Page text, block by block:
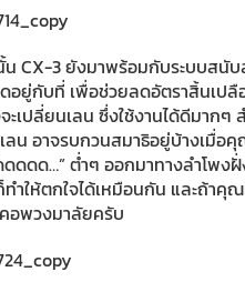
CX-3 ยังมาพร้อมกับระบบสนั
อยู่กับที่ เพื่อช่วยลดอัตราสิ้นเป
เปลี่ยนเลน ซึ่งใช้งานได้ดีมากๆ
ลน อาจรบกวนสมาธิอยู่บ้างเมื่อ
ดดดด…” ต่ำๆ ออกมาทางลำโพ
ทำให้ตกใจได้เหมือนกัน และถ้า
อพวงมาลัยครับ